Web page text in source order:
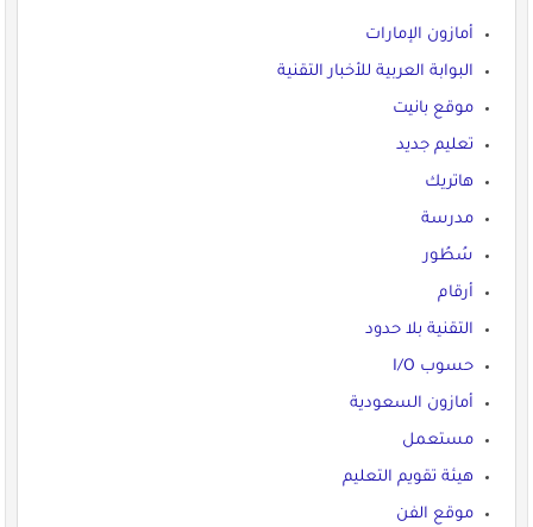
أمازون الإمارات
البوابة العربية للأخبار التقنية
موقع بانيت
تعليم جديد
هاتريك
مدرسة
سُطُور
أرقام
التقنية بلا حدود
حسوب I/O
أمازون السعودية
مستعمل
هيئة تقويم التعليم
موقع الفن